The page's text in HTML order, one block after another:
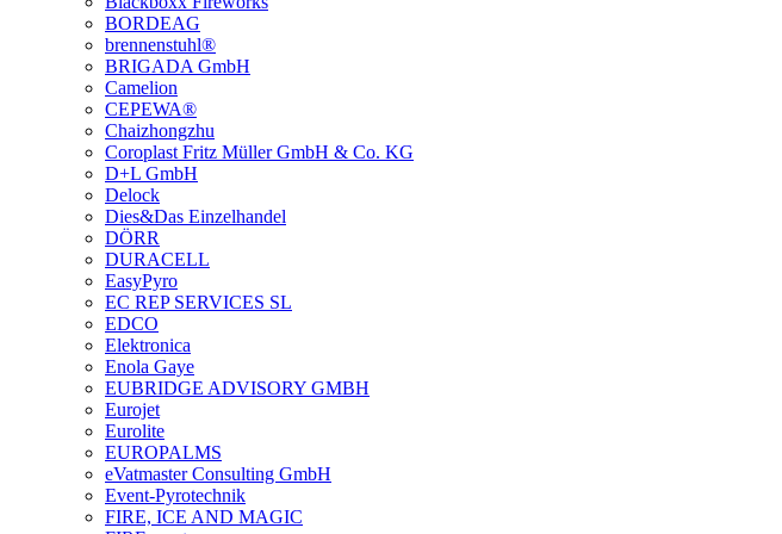
BORDEAG
brennenstuhl®
BRIGADA GmbH
Camelion
CEPEWA®
Chaizhongzhu
Coroplast Fritz Müller GmbH & Co. KG
D+L GmbH
Delock
Dies&Das Einzelhandel
DÖRR
DURACELL
EasyPyro
EC REP SERVICES SL
EDCO
Elektronica
Enola Gaye
EUBRIDGE ADVISORY GMBH
Eurojet
Eurolite
EUROPALMS
eVatmaster Consulting GmbH
Event-Pyrotechnik
FIRE, ICE AND MAGIC